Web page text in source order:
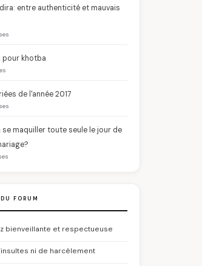
entre authenticité et mauvais
pour khotba
de l'année 2017
se maquiller toute seule le jour de
FORUM
bienveillante et respectueuse
ni de harcèlement